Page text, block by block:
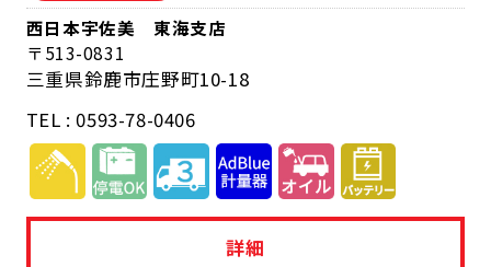
西日本宇佐美 東海支店
513-0831
三重県鈴鹿市庄野町10-18
TEL : 0593-78-0406
詳細